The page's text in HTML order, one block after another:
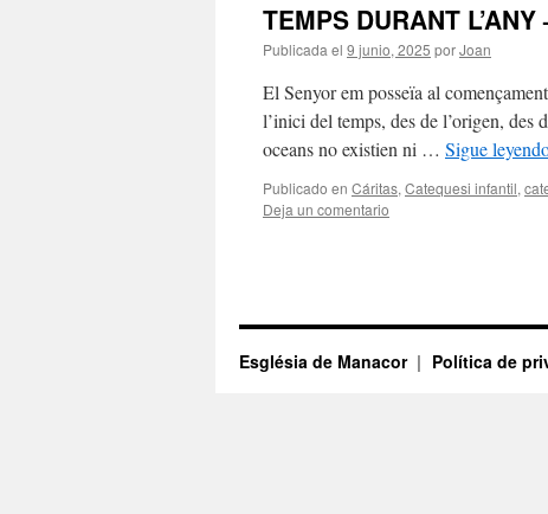
TEMPS DURANT
Publicada el 9 junio, 2025 porJoan
El Senyor em posseïa al
l’inici del temps, des de l’origen,
oceans no existien ni … Sigue
Publicado en Cáritas, Catequesi infantil,
Deja un comentario
Església de Manacor Política de